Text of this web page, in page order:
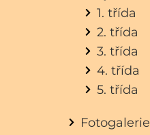
1. třída
2. třída
3. třída
4. třída
5. třída
Fotogalerie